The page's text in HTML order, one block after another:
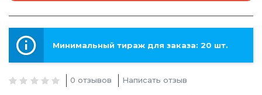
Минимальный тираж для заказа: 20 шт.
0 отзывов Написать отзыв